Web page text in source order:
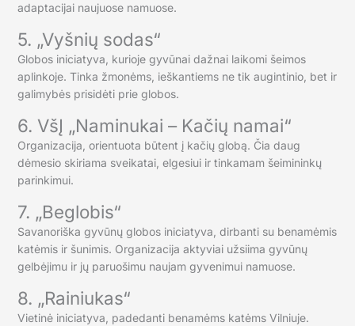
adaptacijai naujuose namuose.
5. „Vyšnių sodas“
Globos iniciatyva, kurioje gyvūnai dažnai laikomi šeimos
aplinkoje. Tinka žmonėms, ieškantiems ne tik augintinio, bet ir
galimybės prisidėti prie globos.
6. VšĮ „Naminukai – Kačių namai“
Organizacija, orientuota būtent į kačių globą. Čia daug
dėmesio skiriama sveikatai, elgesiui ir tinkamam šeimininkų
parinkimui.
7. „Beglobis“
Savanoriška gyvūnų globos iniciatyva, dirbanti su benamėmis
katėmis ir šunimis. Organizacija aktyviai užsiima gyvūnų
gelbėjimu ir jų paruošimu naujam gyvenimui namuose.
8. „Rainiukas“
Vietinė iniciatyva, padedanti benamėms katėms Vilniuje.